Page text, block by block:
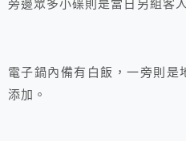
旁邊眾多小碟則是當日另組客
電子鍋內備有白飯，一旁則是
添加。